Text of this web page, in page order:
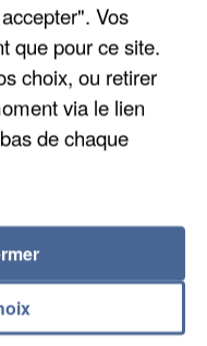
PAR UNE
SAVOIE
Vos
que pour ce site.
choix, ou retirer
via le lien
de chaque